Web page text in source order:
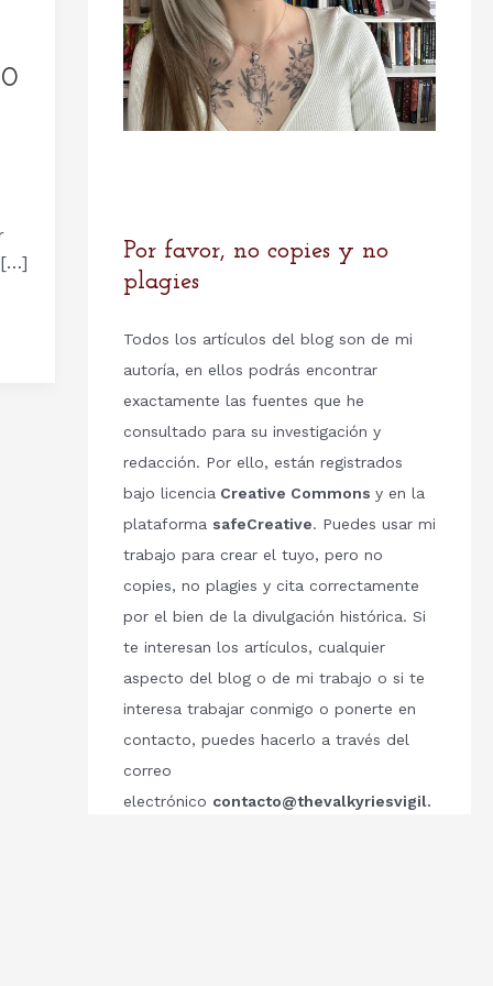
[…]
Por favor, no copies y no
plagies
Todos los artículos del blog son de mi
autoría, en ellos podrás encontrar
exactamente las fuentes que he
consultado para su investigación y
redacción. Por ello, están registrados
bajo licencia Creative Commons y en la
plataforma safeCreative. Puedes usar mi
trabajo para crear el tuyo, pero no
copies, no plagies y cita correctamente
por el bien de la divulgación histórica. Si
te interesan los artículos, cualquier
aspecto del blog o de mi trabajo o si te
interesa trabajar conmigo o ponerte en
contacto, puedes hacerlo a través del
correo
electrónico contacto@thevalkyriesvigil.